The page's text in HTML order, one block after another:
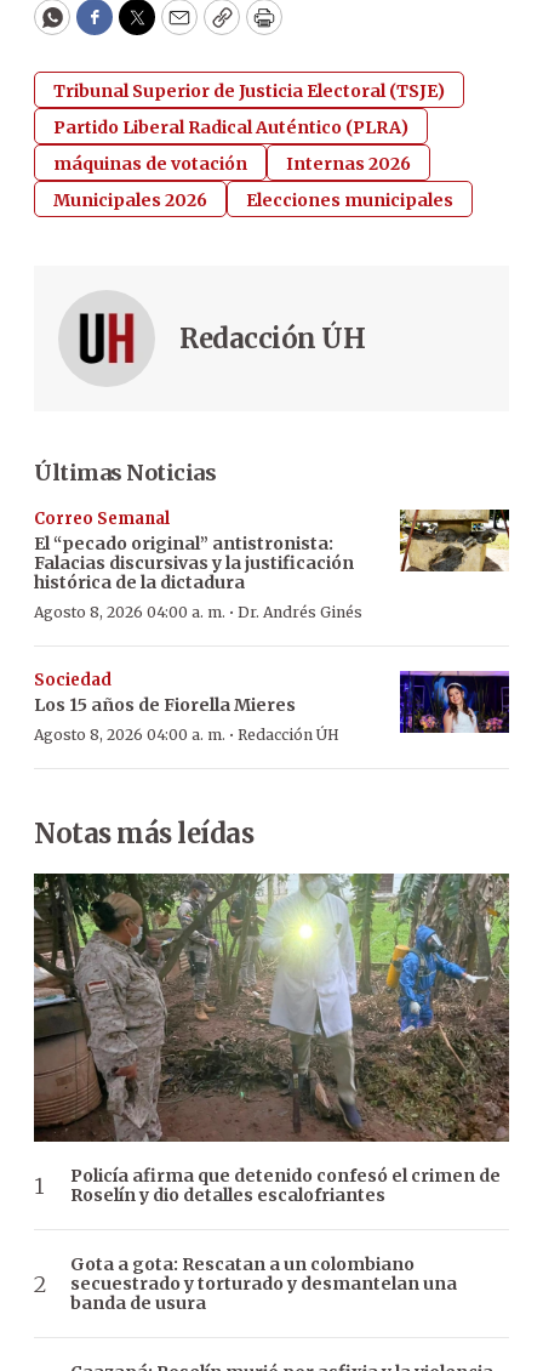
WhatsApp
Facebook
Twitter
EmailCopyPrint
Tribunal Superior de Justicia Electoral (TSJE)
Partido Liberal Radical Auténtico (PLRA)
máquinas de votación
Internas 2026
Municipales 2026
Elecciones municipales
Redacción ÚH
Últimas Noticias
Correo Semanal
El “pecado original” antistronista:
Falacias discursivas y la justificación
histórica de la dictadura
Agosto 8, 2026 04:00 a. m. · Dr. Andrés Ginés
Sociedad
Los 15 años de Fiorella Mieres
Agosto 8, 2026 04:00 a. m. · Redacción ÚH
Notas más leídas
Policía afirma que detenido confesó el crimen de
Roselín y dio detalles escalofriantes
Gota a gota: Rescatan a un colombiano
secuestrado y torturado y desmantelan una
banda de usura